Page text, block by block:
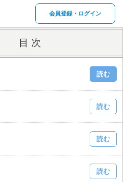
会員登録・ログイン
目 次
読む
読む
読む
読む